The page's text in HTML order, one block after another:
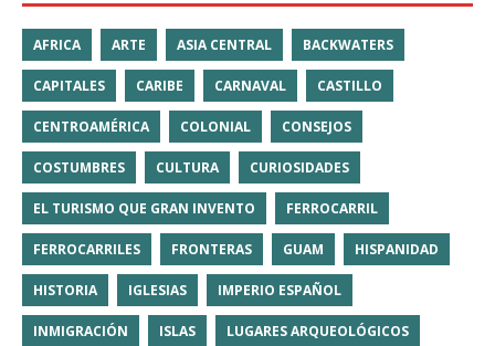
AFRICA ARTE ASIA CENTRAL BACKWATERS
CAPITALES CARIBE CARNAVAL CASTILLO
CENTROAMÉRICA COLONIAL CONSEJOS
COSTUMBRES CULTURA CURIOSIDADES
EL TURISMO QUE GRAN INVENTO FERROCARRIL
FERROCARRILES FRONTERAS GUAM HISPANIDAD
HISTORIA IGLESIAS IMPERIO ESPAÑOL
INMIGRACIÓN ISLAS LUGARES ARQUEOLÓGICOS